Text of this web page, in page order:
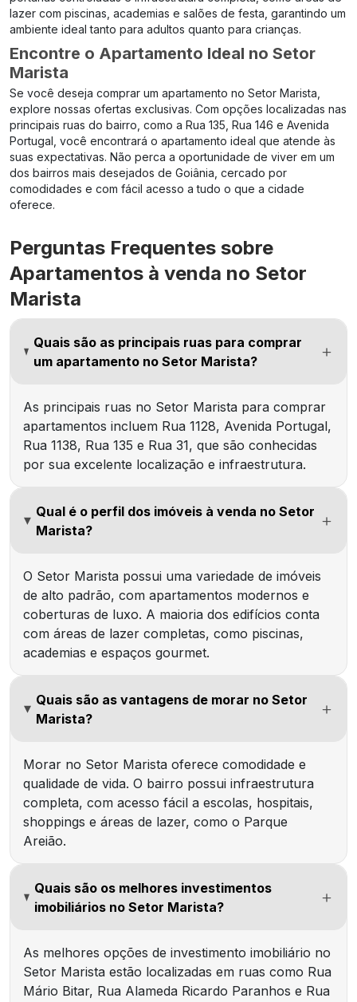
lazer com piscinas, academias e salões de festa, garantindo um
ambiente ideal tanto para adultos quanto para crianças.
Encontre o Apartamento Ideal no Setor
Marista
Se você deseja comprar um apartamento no Setor Marista,
explore nossas ofertas exclusivas. Com opções localizadas nas
principais ruas do bairro, como a Rua 135 Rua 146 e Avenida
Portugal , você encontrará o apartamento ideal que atende às
suas expectativas. Não perca a oportunidade de viver em um
dos bairros mais desejados de Goiânia, cercado por
comodidades e com fácil acesso a tudo o que a cidade
oferece.
Perguntas Frequentes sobre
Apartamentos à venda no Setor
Marista
Quais são as principais ruas para comprar
um apartamento no Setor Marista?
As principais ruas no Setor Marista para comprar
apartamentos incluem Rua 1128, Avenida Portugal,
Rua 1138, Rua 135 e Rua 31, que são conhecidas
por sua excelente localização e infraestrutura.
Qual é o perfil dos imóveis à venda no Setor
Marista?
O Setor Marista possui uma variedade de imóveis
de alto padrão, com apartamentos modernos e
coberturas de luxo. A maioria dos edifícios conta
com áreas de lazer completas, como piscinas,
academias e espaços gourmet.
Quais são as vantagens de morar no Setor
Marista?
Morar no Setor Marista oferece comodidade e
qualidade de vida. O bairro possui infraestrutura
completa, com acesso fácil a escolas, hospitais,
shoppings e áreas de lazer, como o Parque
Areião.
Quais são os melhores investimentos
imobiliários no Setor Marista?
As melhores opções de investimento imobiliário no
Setor Marista estão localizadas em ruas como Rua
Mário Bitar, Rua Alameda Ricardo Paranhos e Rua